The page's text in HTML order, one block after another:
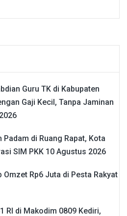
Guru TK di Kabupaten
Gaji Kecil, Tanpa Jaminan
Padam di Ruang Rapat, Kota
SIM PKK 10 Agustus 2026
Omzet Rp6 Juta di Pesta Rakyat
RI di Makodim 0809 Kediri,